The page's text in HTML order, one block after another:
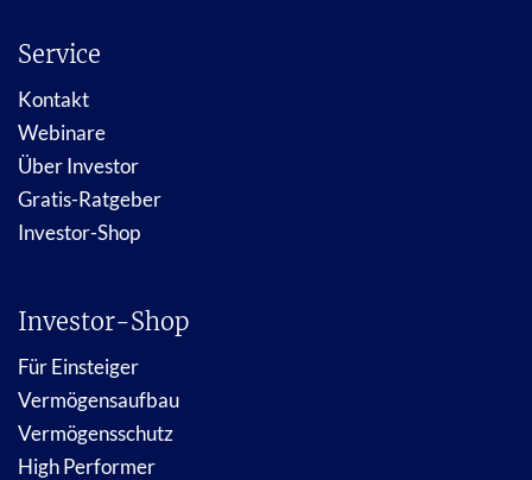
Service
Kontakt
Webinare
Über Investor
Gratis-Ratgeber
Investor-Shop
Investor-Shop
Für Einsteiger
Vermögensaufbau
Vermögensschutz
High Performer